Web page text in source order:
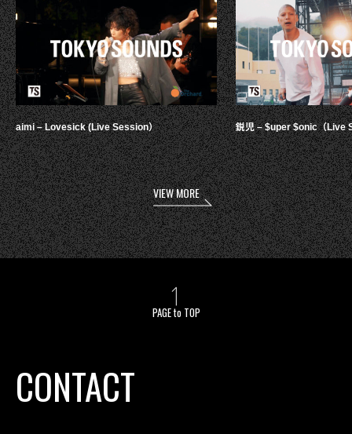
aimi – Lovesick (Live Session） 鋭児 – $uper $onic（Live
VIEW MORE
PAGE to TOP
CONTACT